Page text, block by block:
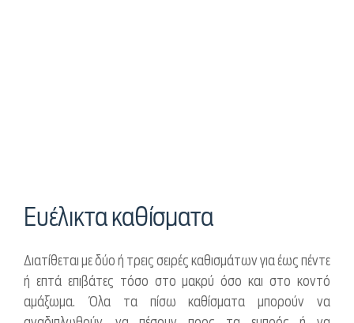
Ευέλικτα καθίσματα
Διατίθεται με δύο ή τρεις σειρές καθισμάτων για έως πέντε
ή επτά επιβάτες τόσο στο μακρύ όσο και στο κοντό
αμάξωμα. Όλα τα πίσω καθίσματα μπορούν να